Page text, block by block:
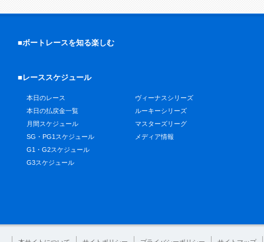
■ボートレースを知る楽しむ
■レーススケジュール
本日のレース
本日の払戻金一覧
月間スケジュール
SG・PG1スケジュール
G1・G2スケジュール
G3スケジュール
ヴィーナスシリーズ
ルーキーシリーズ
マスターズリーグ
メディア情報